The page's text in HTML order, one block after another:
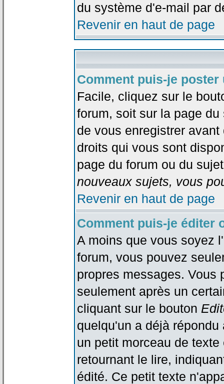
du système d'e-mail par
Revenir en haut de page
Comment puis-je
Facile, cliquez sur le
forum, soit sur la page
de vous enregistrer
droits qui vous sont
page du forum ou du
nouveaux sujets, vous
Revenir en haut de page
Comment puis-je éditer
A moins que vous soyez
forum, vous pouvez
propres messages. Vous
seulement après un
cliquant sur le bouton
quelqu'un a déjà
un petit morceau de
retournant le lire,
édité. Ce petit texte